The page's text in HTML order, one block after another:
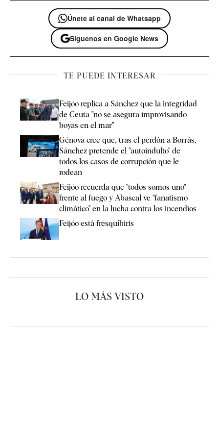
Únete al canal de Whatsapp
Síguenos en Google News
TE PUEDE INTERESAR
Feijóo replica a Sánchez que la integridad
de Ceuta "no se asegura improvisando
boyas en el mar"
Génova cree que, tras el perdón a Borràs,
Sánchez pretende el "autoindulto" de
todos los casos de corrupción que le
rodean
Feijóo recuerda que "todos somos uno"
frente al fuego y Abascal ve "fanatismo
climático" en la lucha contra los incendios
Feijóo está fresquíbiris
LO MÁS VISTO